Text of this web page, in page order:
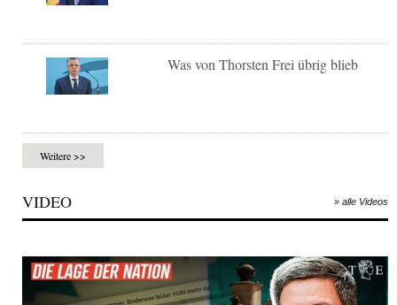
Was von Thorsten Frei übrig blieb
Weitere >>
VIDEO » alle Videos